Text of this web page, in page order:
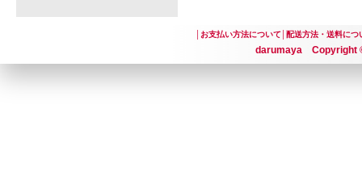
お支払い方法について│ 配送方法・送料につ
darumaya Copyright